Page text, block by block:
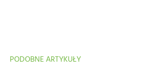
PODOBNE ARTYKUŁY